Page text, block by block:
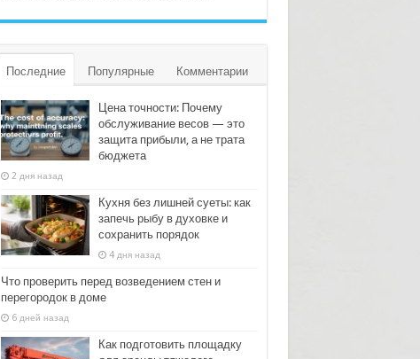
Последние Популярные Комментарии
Цена точности: Почему
обслуживание весов — это
защита прибыли, а не трата
бюджета
2 дня назад
Кухня без лишней суеты: как
запечь рыбу в духовке и
сохранить порядок
4 дня назад
Что проверить перед возведением стен и
перегородок в доме
6 дней назад
Как подготовить площадку